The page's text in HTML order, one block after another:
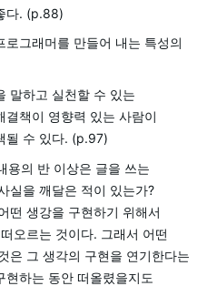
다. (p.88)
그래머를 만들어 내는 특성의
말하고 실천할 수 있는
책이 영향력 있는 사람이
될 수 있다. (p.97)
용의 반 이상은 글을 쓰는
실을 깨달은 적이 있는가?
떤 생강을 구현하기 위해서
오르는 것이다. 그래서 어떤
은 그 생각의 구현을 연기한다는
하는 동안 떠올렸을지도